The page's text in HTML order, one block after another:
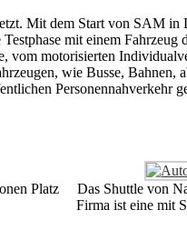
Mit dem Start von SAM in
mit einem
vom motorisierten
wie Busse,
Personennahverkehr
Platz
Das Shuttle von
Firma ist eine mit